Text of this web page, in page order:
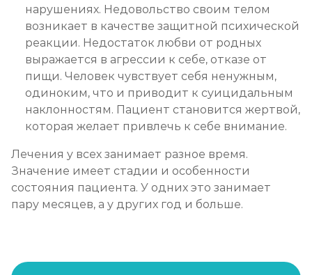
нарушениях. Недовольство своим телом
возникает в качестве защитной психической
реакции. Недостаток любви от родных
выражается в агрессии к себе, отказе от
пищи. Человек чувствует себя ненужным,
одиноким, что и приводит к суицидальным
наклонностям. Пациент становится жертвой,
которая желает привлечь к себе внимание.
Лечения у всех занимает разное время.
Значение имеет стадии и особенности
состояния пациента. У одних это занимает
пару месяцев, а у других год и больше.